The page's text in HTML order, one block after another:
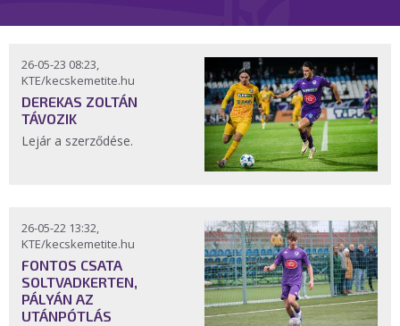
26-05-23 08:23,
KTE/kecskemetite.hu
DEREKAS ZOLTÁN
TÁVOZIK
Lejár a szerződése.
26-05-22 13:32,
KTE/kecskemetite.hu
FONTOS CSATA
SOLTVADKERTEN,
PÁLYÁN AZ
UTÁNPÓTLÁS